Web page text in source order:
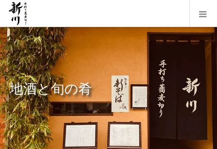
地酒と旬の肴